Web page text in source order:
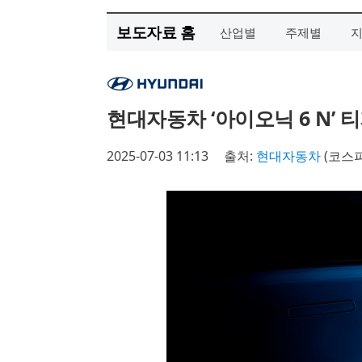
보도자료 홈 산업별 주제별
현대자동차 ‘아이오닉 6 N’
2025-07-03 11:13 출처: 현대자동차(코스